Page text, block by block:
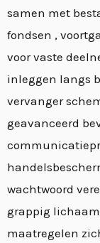
samen met
fondsen ,
voor vaste
inleggen langs
vervanger
geavanceerd
wachtwoord
grappig
maatregelen